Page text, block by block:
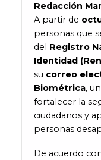
Redacción
A partir de
personas que
del Registro
Identidad
su correo
Biométrica,
fortalecer la
ciudadanos y
personas
De acuerdo